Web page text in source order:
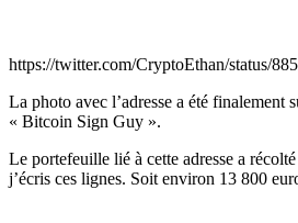
https://twitter.com/CryptoEthan/status/
La photo avec l’adresse a été finalement
« Bitcoin Sign Guy ».
Le portefeuille lié à cette adresse a
j’écris ces lignes. Soit environ 13 800